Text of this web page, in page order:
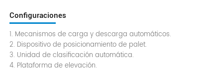
Configuraciones
1. Mecanismos de carga y descarga automáticos.
2. Dispositivo de posicionamiento de palet.
3. Unidad de clasificación automática.
4. Plataforma de elevación.